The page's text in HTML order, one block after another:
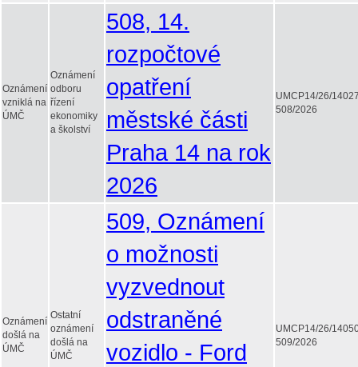
Oznámení
vzniklá na
ÚMČ
Oznámení
odboru
řízení
ekonomiky
a školství
508, 14.
rozpočtové
opatření
městské části
Praha 14 na rok
2026
UMCP14/26/
508/2026
Oznámení
došlá na
ÚMČ
Ostatní
oznámení
došlá na
ÚMČ
509, Oznámení
o možnosti
vyzvednout
odstraněné
vozidlo - Ford
UMCP14/26/
509/2026